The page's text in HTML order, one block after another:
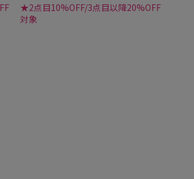
★2点目10%OFF/3点目以降20%OFF
対象